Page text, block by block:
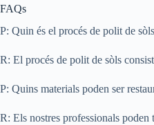
FAQs
P: Quin és el procés de polit de
R: El procés de polit de sòls
P: Quins materials poden ser
R: Els nostres professionals